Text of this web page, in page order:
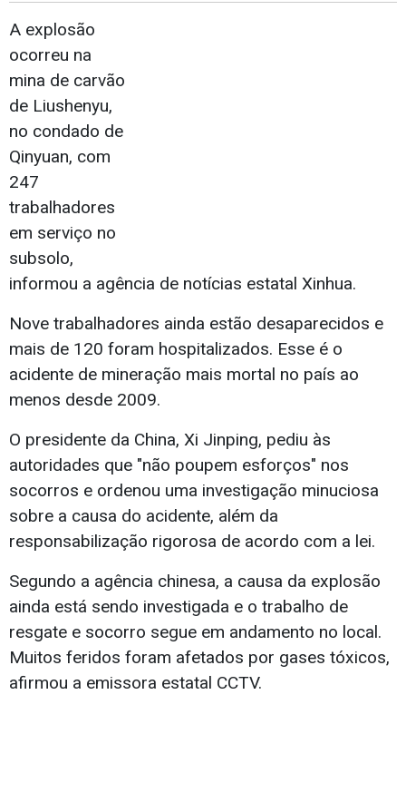
A explosão
ocorreu na
mina de carvão
de Liushenyu,
no condado de
Qinyuan, com
247
trabalhadores
em serviço no
subsolo,
informou a agência de notícias estatal Xinhua.
Nove trabalhadores ainda estão desaparecidos e
mais de 120 foram hospitalizados. Esse é o
acidente de mineração mais mortal no país ao
menos desde 2009.
O presidente da China, Xi Jinping, pediu às
autoridades que "não poupem esforços" nos
socorros e ordenou uma investigação minuciosa
sobre a causa do acidente, além da
responsabilização rigorosa de acordo com a lei.
Segundo a agência chinesa, a causa da explosão
ainda está sendo investigada e o trabalho de
resgate e socorro segue em andamento no local.
Muitos feridos foram afetados por gases tóxicos,
afirmou a emissora estatal CCTV.